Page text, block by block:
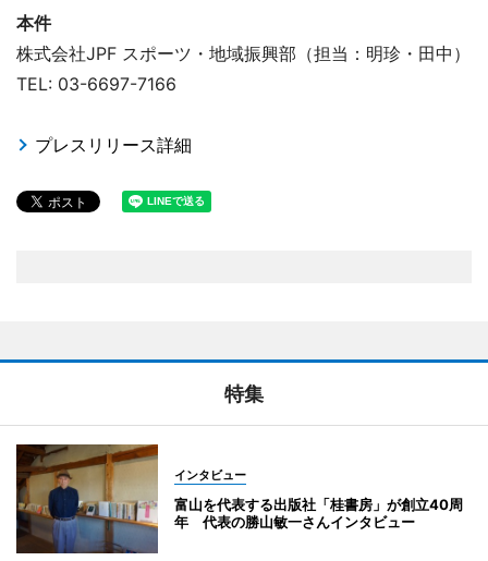
本件
株式会社JPF スポーツ・地域振興部（担当：明珍・田中）
TEL: 03-6697-7166
プレスリリース詳細
特集
インタビュー
富山を代表する出版社「桂書房」が創立40周
年 代表の勝山敏一さんインタビュー